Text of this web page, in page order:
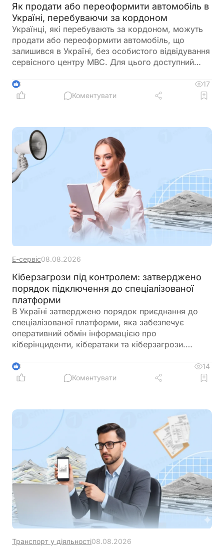
Як продати або переоформити автомобіль в
Україні, перебуваючи за кордоном
Українці, які перебувають за кордоном, можуть
продати або переоформити автомобіль, що
залишився в Україні, без особистого відвідування
сервісного центру МВС. Для цього доступний
довіреності на уповноваженого представника
3
17
Коментувати
Е-сервіс08.08.2026
Кіберзагрози під контролем: затверджено
порядок підключення до спеціалізованої
платформи
В Україні затверджено порядок приєднання до
спеціалізованої платформи, яка забезпечує
оперативний обмін інформацією про
кіберінциденти, кібератаки та кіберзагрози.
між державними органами, операторами
критичної інфраструктури та іншими суб’єктами
3
14
Коментувати
Транспорт у діяльності08.08.2026